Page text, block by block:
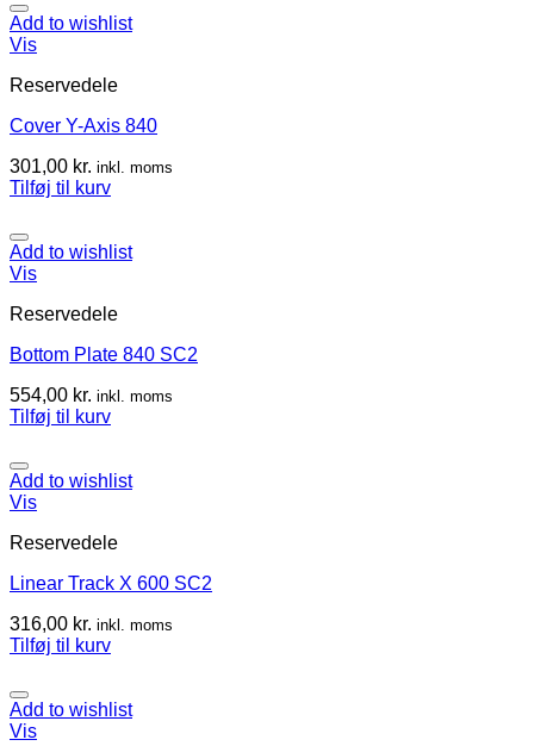
Add to wishlist
Vis
Reservedele
Cover Y-Axis 840
301,00 kr. inkl. moms
Tilføj til kurv
Add to wishlist
Vis
Reservedele
Bottom Plate 840 SC2
554,00 kr. inkl. moms
Tilføj til kurv
Add to wishlist
Vis
Reservedele
Linear Track X 600 SC2
316,00 kr. inkl. moms
Tilføj til kurv
Add to wishlist
Vis